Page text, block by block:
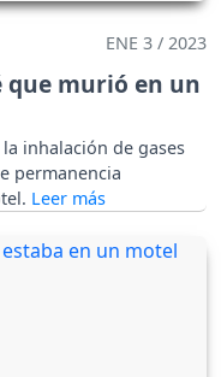
ENE 3 / 2023
que murió en un
inhalación de gases
permanencia